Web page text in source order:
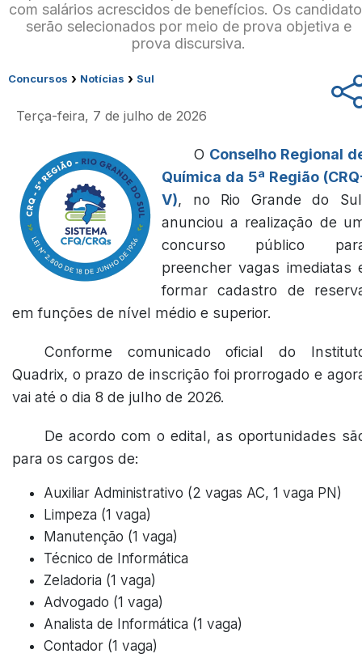
com salários acrescidos de benefícios. Os
serão selecionados por meio de prova objetiva e
prova discursiva.
Concursos › Notícias › Sul
Terça-feira, 7 de julho de 2026
O Conselho Regional
Química da 5ª Região
V), no Rio Grande do
anunciou a realização de
concurso público
preencher vagas imediatas
formar cadastro de
em funções de nível médio e superior.
Conforme comunicado oficial do
Quadrix, o prazo de inscrição foi prorrogado e
vai até o dia 8 de julho de 2026.
De acordo com o edital, as oportunidades
para os cargos de:
Auxiliar Administrativo (2 vagas AC, 1 vaga PN)
Limpeza (1 vaga)
Manutenção (1 vaga)
Técnico de Informática
Zeladoria (1 vaga)
Advogado (1 vaga)
Analista de Informática (1 vaga)
Contador (1 vaga)